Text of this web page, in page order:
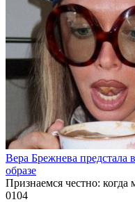
Вера Брежнева предстала
образе
Признаемся честно:
0104